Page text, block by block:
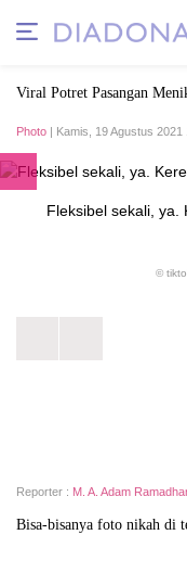
Viral Potret Pasangan
Photo | Kamis, 19 Agustus 2021
Fleksibel sekali, ya.
©
Reporter : M. A. Adam
Bisa-bisanya foto nikah di